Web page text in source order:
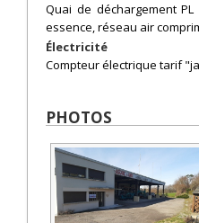
Quai de déchargement
essence, réseau air
Électricité
Compteur électrique tarif
PHOTOS